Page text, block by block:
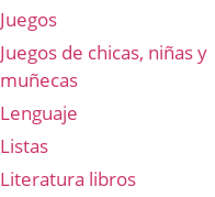
Juegos
Juegos de chicas, niñas y
muñecas
Lenguaje
Listas
Literatura libros